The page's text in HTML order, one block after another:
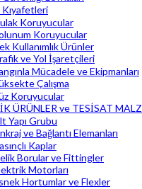
Kıyafetleri
Koruyucular
Koruyucular
Kullanımlık Ürünler
ve Yol İşaretçileri
Mücadele ve Ekipmanları
Çalışma
Koruyucular
ÜRÜNLER ve TESİSAT
Yapı Grubu
ve Bağlantı Elemanları
Kaplar
Borular ve Fittingler
Motorları
Hortumlar ve Flexler